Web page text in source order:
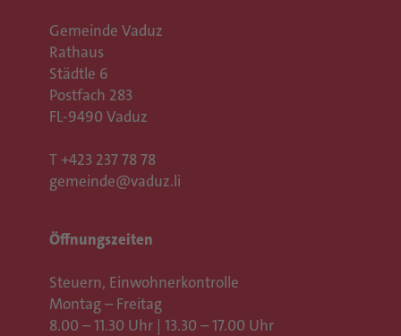
Gemeinde Vaduz
Rathaus
Städtle 6
Postfach 283
FL-9490 Vaduz
T +423 237 78 78
gemeinde@vaduz.li
Öffnungszeiten
Steuern, Einwohnerkontrolle
Montag – Freitag
8.00 – 11.30 Uhr | 13.30 – 17.00 Uhr